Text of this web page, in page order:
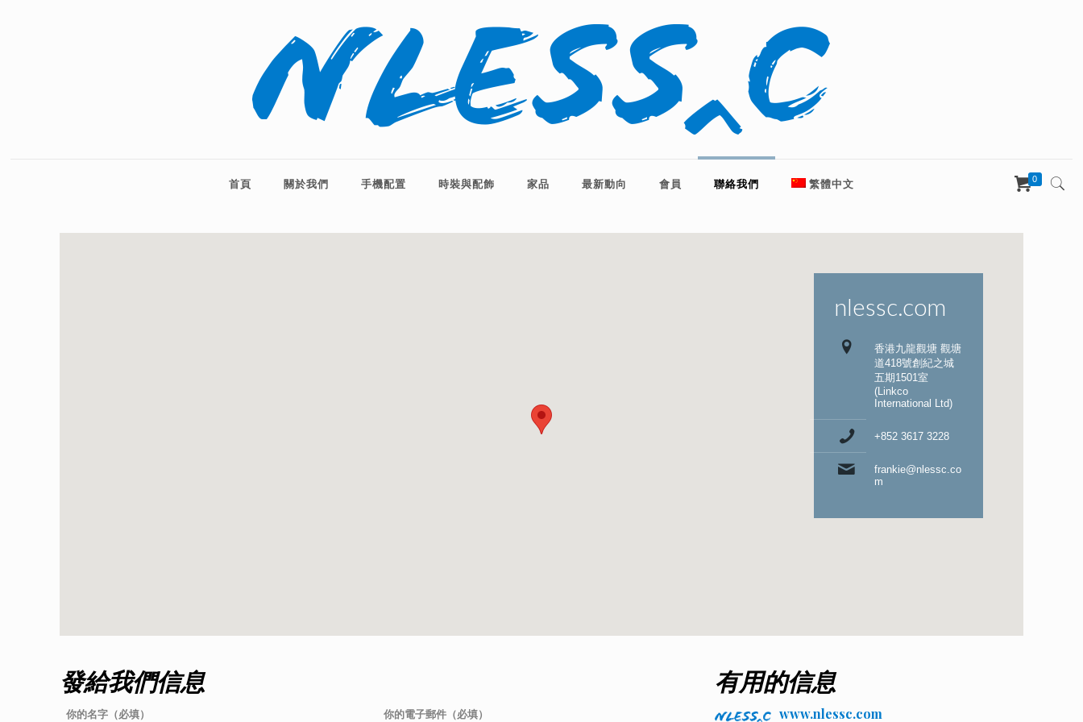
首頁 關於我們 手機配置 時裝與配飾 家品 最新動向 會員 聯絡我們 繁體中文 0
nlessc.com
香港九龍觀塘 觀塘
道418號創紀之城
五期1501室
(Linkco
International Ltd)
+852 3617 3228
frankie@nlessc.co
m
發給我們信息
你的名字（必填） 你的電子郵件（必填）
有用的信息
www.nlessc.com